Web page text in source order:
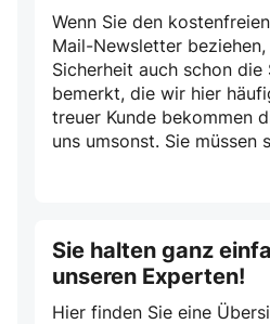
Wenn Sie den
Mail-Newsletter
Sicherheit auch schon
bemerkt, die wir hier
treuer Kunde bekommen
uns umsonst. Sie müssen
Sie halten ganz
unseren Experten!
Hier finden Sie eine